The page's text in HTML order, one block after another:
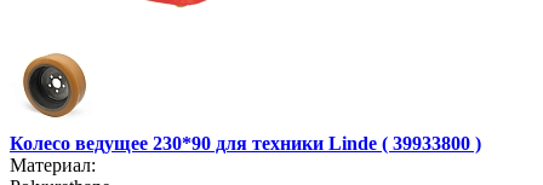
Колесо ведущее 230*90 для техники Linde ( 39933800 )
Материал: